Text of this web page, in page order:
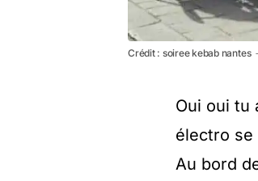
Crédit : soiree kebab nantes
Oui oui tu
électro se
Au bord